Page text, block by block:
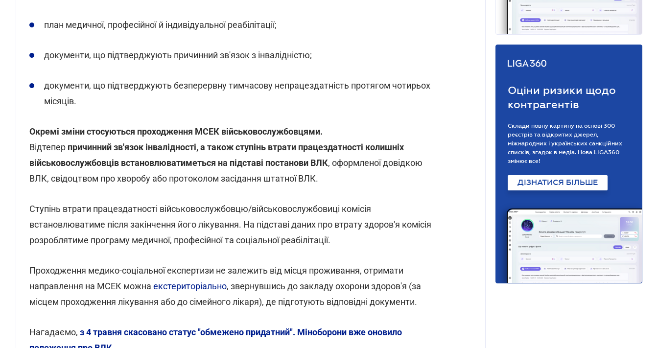
план медичної, професійної й індивідуальної реабілітації;
документи, що підтверджують причинний зв'язок з інвалідністю;
документи, що підтверджують безперервну тимчасову непрацездатність протягом чотирьох
місяців.
Окремі зміни стосуються проходження МСЕК військовослужбовцями.
Відтепер причинний зв'язок інвалідності, а також ступінь втрати працездатності колишніх
військовослужбовців встановлюватиметься на підставі постанови ВЛК, оформленої довідкою
ВЛК, свідоцтвом про хворобу або протоколом засідання штатної ВЛК.
Ступінь втрати працездатності військовослужбовцю/військовослужбовиці комісія
встановлюватиме після закінчення його лікування. На підставі даних про втрату здоров'я комісія
розроблятиме програму медичної, професійної та соціальної реабілітації.
Проходження медико-соціальної експертизи не залежить від місця проживання, отримати
направлення на МСЕК можна екстериторіально, звернувшись до закладу охорони здоров'я (за
місцем проходження лікування або до сімейного лікаря), де підготують відповідні документи.
Нагадаємо, з 4 травня скасовано статус "обмежено придатний". Міноборони вже оновило
Оціни ризики щодо
контрагентів
Склади повну картину на основі 300
реєстрів та відкритих джерел,
міжнародних і українських санкційних
списків, згадок в медіа. Нова LIGA360
змінює все!
ДІЗНАТИСЯ БІЛЬШЕ